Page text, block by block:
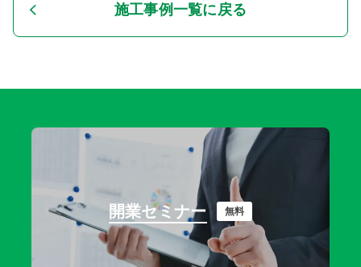
施工事例一覧に戻る
開業セミナー 無料